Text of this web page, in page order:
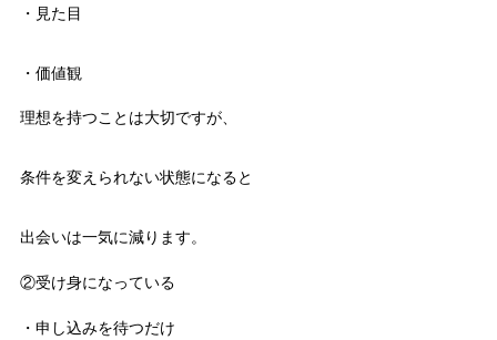
・見た目
・価値観
理想を持つことは大切ですが、
条件を変えられない状態になると
出会いは一気に減ります。
②受け身になっている
・申し込みを待つだけ